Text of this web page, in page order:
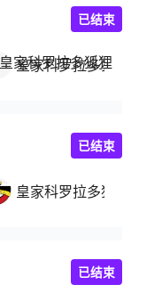
皇家科罗拉多狐狸
已结束
皇家科罗拉多狐狸
已结束
已结束